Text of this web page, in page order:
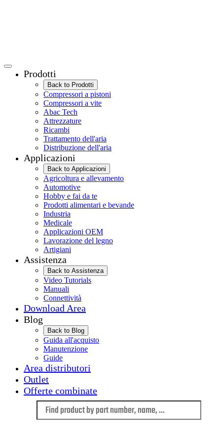
Prodotti
Back to Prodotti
Compressori a pistoni
Compressori a vite
Abac Tech
Attrezzature
Ricambi
Trattamento dell'aria
Distribuzione dell'aria
Applicazioni
Back to Applicazioni
Agricoltura e allevamento
Automotive
Hobby e fai da te
Prodotti alimentari e bevande
Industria
Medicale
Applicazioni OEM
Lavorazione del legno
Artigiani
Assistenza
Back to Assistenza
Video Tutorials
Manuali
Connettività
Download Area
Blog
Back to Blog
Guida all'acquisto
Manutenzione
Guide
Area distributori
Outlet
Offerte combinate